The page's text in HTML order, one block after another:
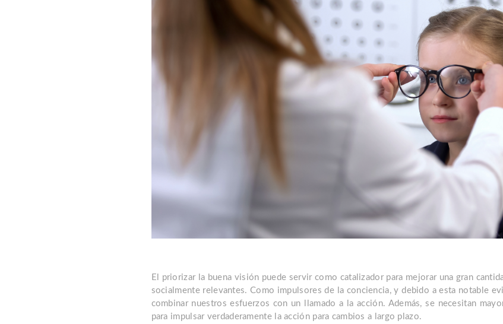
El priorizar la buena visión puede servir como catalizador para mejorar una gran
socialmente relevantes. Como impulsores de la conciencia, y debido a esta notable
combinar nuestros esfuerzos con un llamado a la acción. Además, se necesitan
para impulsar verdaderamente la acción para cambios a largo plazo.